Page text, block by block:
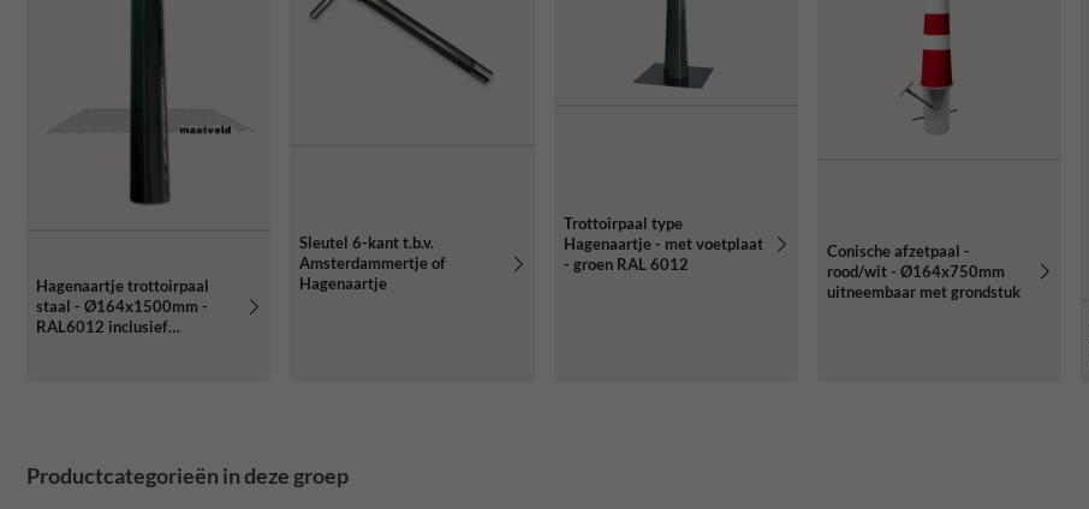
Hagenaartje trottoirpaal
staal - Ø164x1500mm -
RAL6012 inclusief
Sleutel 6-kant t.b.v.
Amsterdammertje of
Hagenaartje
Trottoirpaal type
Hagenaartje - met voetplaat
- groen RAL 6012
Conische afzetpaal -
rood/wit - Ø164x750mm
uitneembaar met grondstuk
Productcategorieën in deze groep